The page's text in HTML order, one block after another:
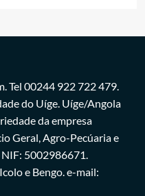
Tel 00244 922 722 479.
do Uíge. Uíge/Angola
da empresa
Geral, Agro-Pecúaria e
5002986671.
e Bengo. e-mail: